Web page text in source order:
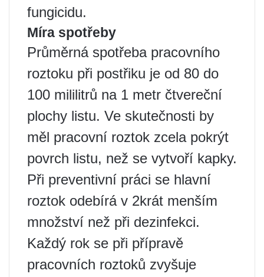
fungicidu.
Míra spotřeby
Průměrná spotřeba pracovního
roztoku při postřiku je od 80 do
100 mililitrů na 1 metr čtvereční
plochy listu. Ve skutečnosti by
měl pracovní roztok zcela pokrýt
povrch listu, než se vytvoří kapky.
Při preventivní práci se hlavní
roztok odebírá v 2krát menším
množství než při dezinfekci.
Každý rok se při přípravě
pracovních roztoků zvyšuje